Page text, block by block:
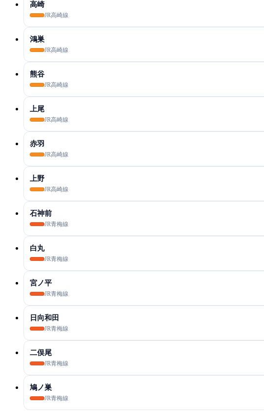
高崎
JR高崎線
鴻巣
JR高崎線
熊谷
JR高崎線
上尾
JR高崎線
赤羽
JR高崎線
上野
JR高崎線
石神前
JR青梅線
白丸
JR青梅線
宮ノ平
JR青梅線
日向和田
JR青梅線
二俣尾
JR青梅線
鳩ノ巣
JR青梅線